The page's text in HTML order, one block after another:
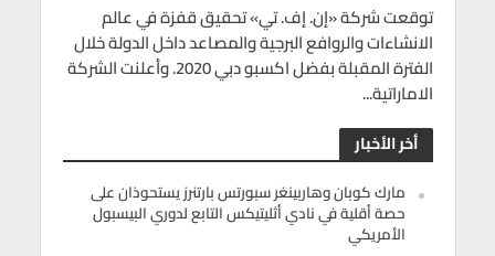
توقعت شركة «إن. إف. تي» تحقيق قفزة في عالم
الانشاءات والروافع البرجية والمصاعد داخل الدولة خلال
الفترة المقبلة بفضل اكسبو دبي 2020. وأعلنت الشركة
الاماراتية...
أخر الأخبار
مارك كوبان وهاربينغر سبورتس بارتنرز يستحوذان على
حصة أقلية في نادي أثليتيكس التابع لدوري البيسبول
الأمريكي